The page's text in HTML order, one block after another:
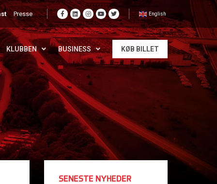
Presse English
KLUBBEN BUSINESS KØB BILLET
SENESTE NYHEDER